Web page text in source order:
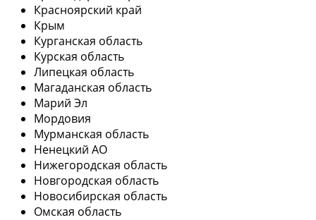
Красноярский край
Крым
Курганская область
Курская область
Липецкая область
Магаданская область
Марий Эл
Мордовия
Мурманская область
Ненецкий АО
Нижегородская область
Новгородская область
Новосибирская область
Омская область